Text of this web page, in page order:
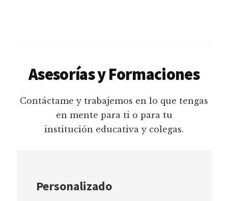
Asesorías y Formaciones
Contáctame y trabajemos en lo que tengas
en mente para ti o para tu
institución educativa y colegas.
Personalizado